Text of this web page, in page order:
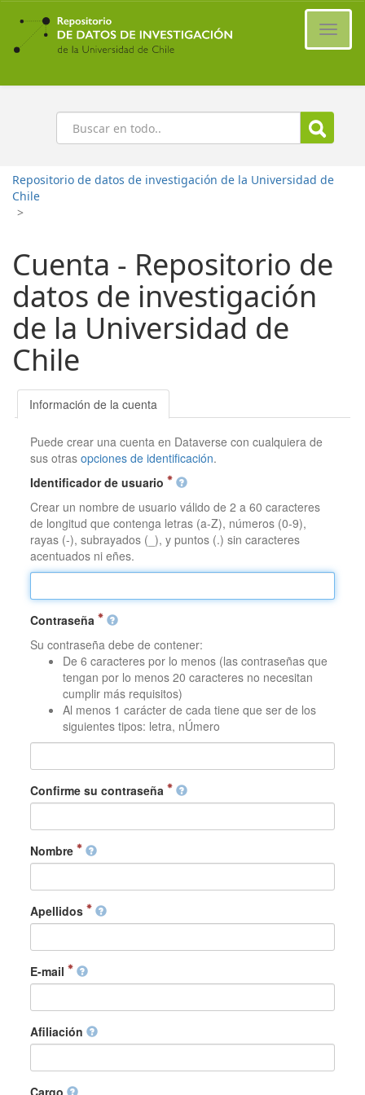
Ir
contenido
principal
Buscar
Repositorio de datos de investigación de la Universidad de
Chile
>
Cuenta - Repositorio de
datos de investigación
de la Universidad de
Chile
Información de la cuenta
Puede crear una cuenta en Dataverse con cualquiera de
sus otrasopciones de identificación.
Identificador de usuario
Crear un nombre de usuario válido de 2 a 60 caracteres
de longitud que contenga letras (a-Z), números (0-9),
rayas (-), subrayados (_), y puntos (.) sin caracteres
acentuados ni eñes.
Contraseña
Su contraseña debe de contener:
De 6 caracteres por lo menos (las contraseñas que
tengan por lo menos 20 caracteres no necesitan
cumplir más requisitos)
Al menos 1 carácter de cada tiene que ser de los
siguientes tipos: letra, nÚmero
Confirme su contraseña
Nombre
Apellidos
E-mail
Afiliación
Cargo